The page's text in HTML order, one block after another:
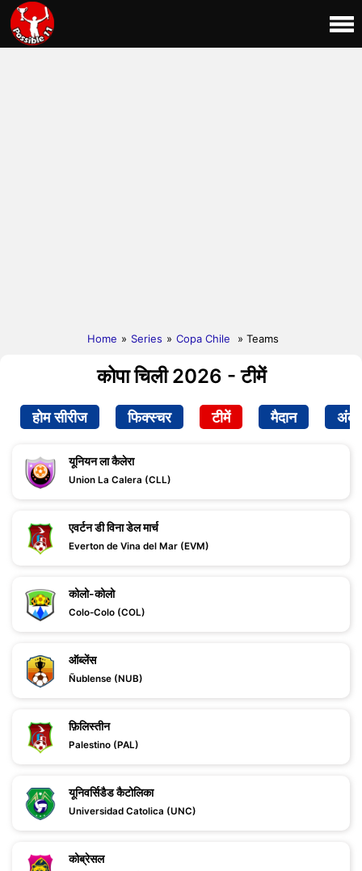
Home » Series » Copa Chile » Teams
कोपा चिली 2026 - टीमें
होम सीरीज फिक्स्चर टीमें मैदान अंक
यूनियन ला कैलेरा
Union La Calera (CLL)
एवर्टन डी विना डेल मार्च
Everton de Vina del Mar (EVM)
कोलो-कोलो
Colo-Colo (COL)
ऑब्लेंस
Ñublense (NUB)
फ़िलिस्तीन
Palestino (PAL)
यूनिवर्सिडैड कैटोलिका
Universidad Catolica (UNC)
कोब्रेसल